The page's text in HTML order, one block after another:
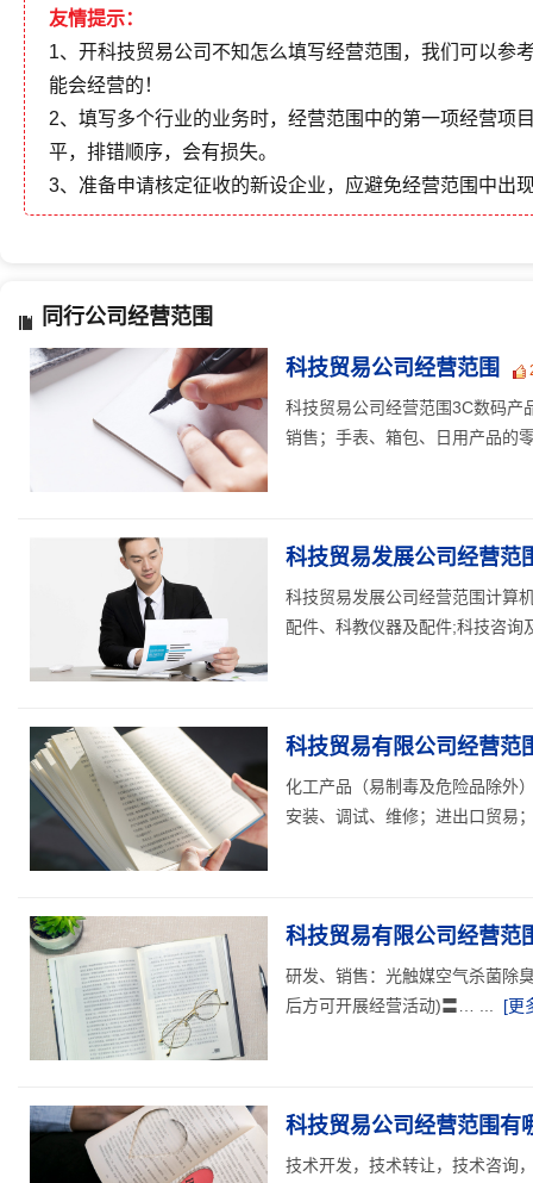
友情提示：
1、开科技贸易公司不知怎么填写经营范围，我们可以参
能会经营的！
2、填写多个行业的业务时，经营范围中的第一项经营项
平，排错顺序，会有损失。
3、准备申请核定征收的新设企业，应避免经营范围中出
同行公司经营范围
科技贸易公司经营范围
科技贸易公司经营范围3C数码产
销售；手表、箱包、日用产品的
科技贸易发展公司经营范
科技贸易发展公司经营范围计算
配件、科教仪器及配件;科技咨询
科技贸易有限公司经营范
化工产品（易制毒及危险品除外
安装、调试、维修；进出口贸易
科技贸易有限公司经营范
研发、销售：光触媒空气杀菌除
后方可开展经营活动)〓… ...
[更
科技贸易公司经营范围有
技术开发，技术转让，技术咨询